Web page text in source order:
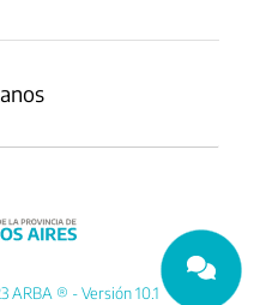
ARBA ® - Versión 10.1